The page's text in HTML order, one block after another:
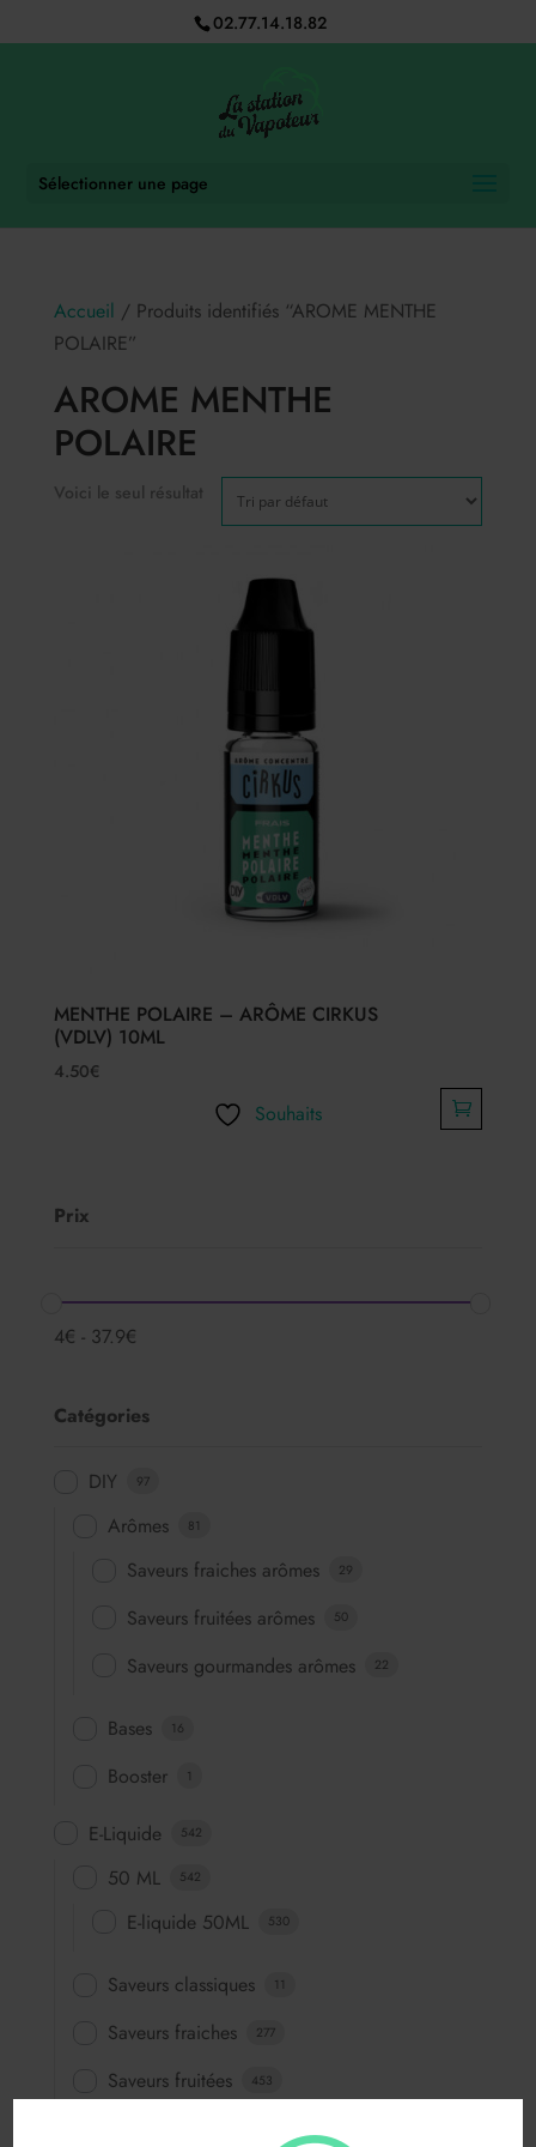
02.77.14.18.82
Sélectionner une page
Accueil / Produits identifiés “AROME MENTHE
POLAIRE”
AROME MENTHE
POLAIRE
Voici le seul résultat
MENTHE POLAIRE – ARÔME CIRKUS
(VDLV) 10ML
4.50€
Souhaits
Prix
4€ - 37.9€
Catégories
DIY 97
Arômes 81
Saveurs fraiches arômes 29
Saveurs fruitées arômes 50
Saveurs gourmandes arômes 22
Bases 16
Booster 1
E-Liquide 542
50 ML 542
E-liquide 50ML 530
Saveurs classiques 11
Saveurs fraiches 277
Saveurs fruitées 453